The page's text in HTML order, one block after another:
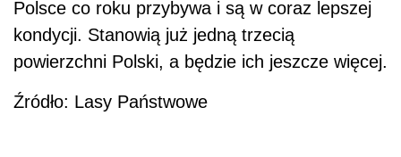
Polsce co roku przybywa i są w coraz lepszej
kondycji. Stanowią już jedną trzecią
powierzchni Polski, a będzie ich jeszcze więcej.
Źródło: Lasy Państwowe